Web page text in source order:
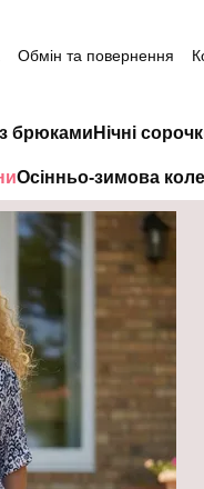
Обмін та повернення
брюками Нічні
Осінньо-зимова